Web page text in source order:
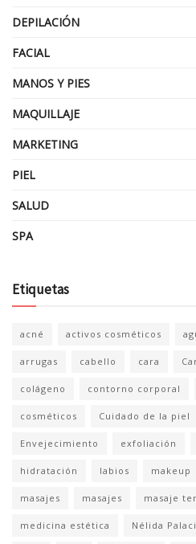
DEPILACIÓN
FACIAL
MANOS Y PIES
MAQUILLAJE
MARKETING
PIEL
SALUD
SPA
Etiquetas
acné activos cosméticos
arrugas cabello cara
colágeno contorno corporal
cosméticos Cuidado de la piel
Envejecimiento exfoliación
hidratación labios makeup
masajes masajes masaje
medicina estética Nélida